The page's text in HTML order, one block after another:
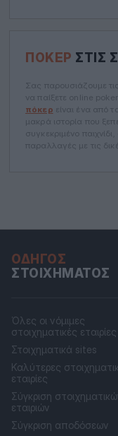
ΠΌΚΕΡ ΣΤΙΣ
Σας παρουσιάζουμε τις
να παίξετε online poker
πόκερ είναι ένα από
μακρά ιστορία που
συγκεκριμένο
παραλλαγές με τις
ΟΔΗΓΌΣ
ΣΤΟΙΧΉΜΑΤΟΣ
Όλες οι νόμιμες
στοιχηματικές εταιρίες
Στοιχηματικά sites
Καλύτερες
εταιρίες
Σύγκριση
εταιριών
Σύγκριση αποδόσεων